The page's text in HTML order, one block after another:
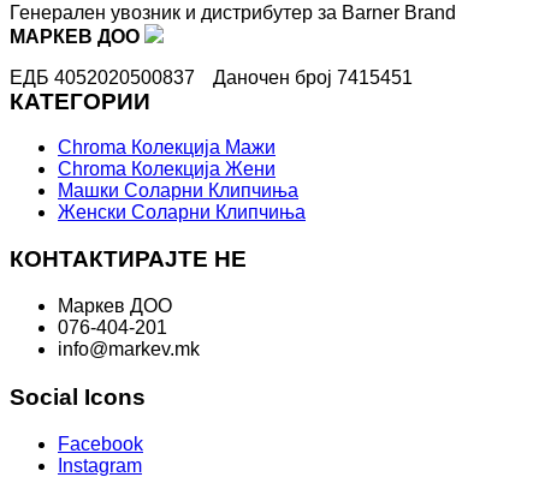
Генерален увозник и дистрибутер за Barner Brand
МАРКЕВ ДОО
ЕДБ 4052020500837
Даночен број 7415451
КАТЕГОРИИ
Chroma Колекција Мажи
Chroma Колекција Жени
Машки Соларни Клипчиња
Женски Соларни Клипчиња
КОНТАКТИРАЈТЕ НЕ
Маркев ДОО
076-404-201
info@markev.mk
Social Icons
Facebook
Instagram